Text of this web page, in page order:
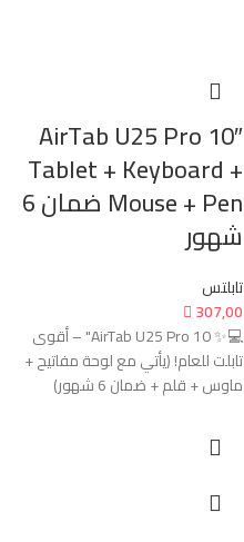
AirTab U25 Pro 10″
Tablet + Keyboard +
Mouse + Pen ضمان 6
شهور
تابلتس
307,00
💻✨ AirTab U25 Pro 10" – أقوى
تابلت للعام! (يأتي مع لوحة مفاتيح +
ماوس + قلم + ضمان 6 شهور)